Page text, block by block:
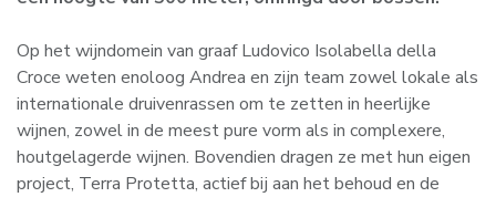
Op het wijndomein van graaf Ludovico Isolabella della
Croce weten enoloog Andrea en zijn team zowel lokale als
internationale druivenrassen om te zetten in heerlijke
wijnen, zowel in de meest pure vorm als in complexere,
houtgelagerde wijnen. Bovendien dragen ze met hun eigen
project, Terra Protetta, actief bij aan het behoud en de